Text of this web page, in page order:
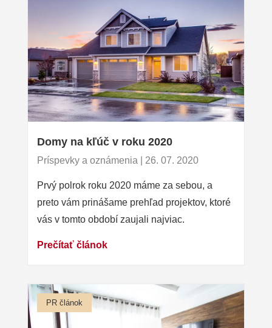
Domy na kľúč v roku 2020
Príspevky a oznámenia | 26. 07. 2020
Prvý polrok roku 2020 máme za sebou, a
preto vám prinášame prehľad projektov, ktoré
vás v tomto období zaujali najviac.
Prečítať článok
PR článok